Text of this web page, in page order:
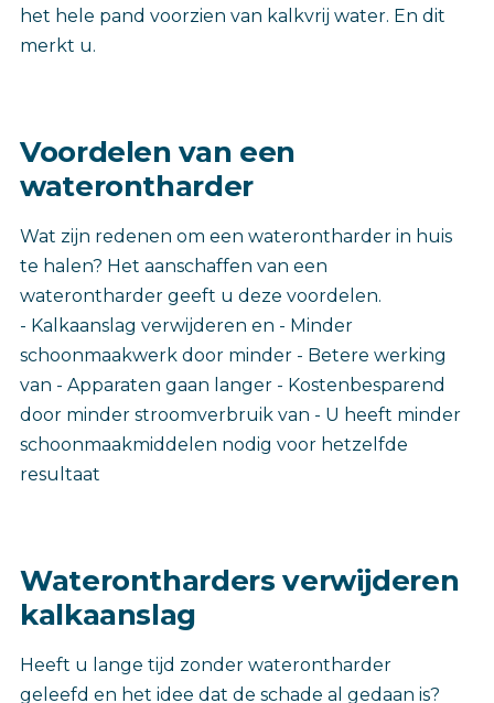
het hele pand voorzien van kalkvrij water. En dit
merkt u.
Voordelen van een
waterontharder
Wat zijn redenen om een waterontharder in huis
te halen? Het aanschaffen van een
waterontharder geeft u deze voordelen.
- Kalkaanslag verwijderen en - Minder
schoonmaakwerk door minder - Betere werking
van - Apparaten gaan langer - Kostenbesparend
door minder stroomverbruik van - U heeft minder
schoonmaakmiddelen nodig voor hetzelfde
resultaat
Waterontharders verwijderen
kalkaanslag
Heeft u lange tijd zonder waterontharder
geleefd en het idee dat de schade al gedaan is?